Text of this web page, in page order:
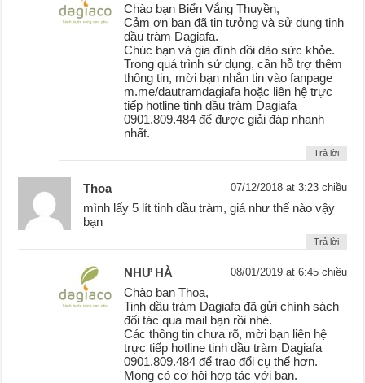
Chào bạn Biển Vắng Thuyền,
Cảm ơn bạn đã tin tưởng và sử dụng tinh
dầu tràm Dagiafa.
Chúc bạn và gia đình dồi dào sức khỏe.
Trong quá trình sử dụng, cần hỗ trợ thêm
thông tin, mời bạn nhắn tin vào fanpage
m.me/dautramdagiafa hoặc liên hệ trực
tiếp hotline tinh dầu tràm Dagiafa
0901.809.484 để được giải đáp nhanh
nhất.
Trả lời
Thoa 07/12/2018 at 3:23 chiều
mình lấy 5 lít tinh dầu tràm, giá như thế nào vậy
bạn
Trả lời
NHƯ HÀ 08/01/2019 at 6:45 chiều
Chào bạn Thoa,
Tinh dầu tràm Dagiafa đã gửi chính sách
đối tác qua mail bạn rồi nhé.
Các thông tin chưa rõ, mời bạn liên hệ
trực tiếp hotline tinh dầu tràm Dagiafa
0901.809.484 để trao đổi cụ thể hơn.
Mong có cơ hội hợp tác với bạn.